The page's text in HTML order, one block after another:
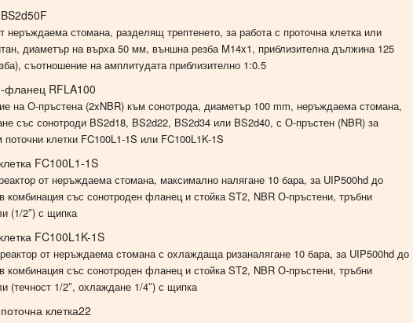
неръждаема стомана, разделящ трептенето, за работа с проточна клетка или
диаметър на върха50 мм, външна резба M14x1, приблизителна дължина 125
съотношение на амплитудата приблизително 1:0.5
фланец RFLA100
на О-пръстена (2xNBR) към сонотрода, диаметър 100 mm, неръждаема стомана,
със сонотроди BS2d18, BS2d22, BS2d34 или BS2d40, с О-пръстен (NBR) за
клетки FC100L1-1S или FC100L1K-1S
FC100L1-1S
от неръждаема стомана, максимално налягане 10 бара, за UIP500hd до
комбинация със сонотроден фланец и стойка ST2, NBR О-пръстени, тръбни
(1/2″) с щипка
FC100L1K-1S
от неръждаема стоманас охлаждаща ризаналягане 10 бара, за UIP500hd до
комбинация със сонотроден фланец и стойка ST2, NBR О-пръстени, тръбни
(течност 1/2″, охлаждане 1/4″) с щипка
клетка22